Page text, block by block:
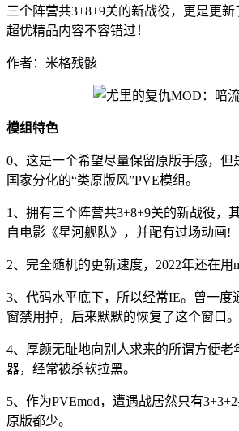
三个阵营共3+8+9关的新战役，更是更新
超优精品内容不容错过！
作者：米格残骸
模组特色
0、这是一个希望尽量保留原版手感，但
国家分化的“类原版风”PVE模组。
1、拥有三个阵营共3+8+9关的新战役，
自电影《星河舰队》，并配有过场动画!
2、完全随机的更新速度，2022年还在用
3、代码水平底下，所以经常IE。曾一度
窗禁用掉，后来默默的恢复了这个窗口。
4、厚颜无耻地向别人求来的所谓方便老
器，经常被杀软拉黑。
5、作为PVEmod，遭遇战居然只有
原版都少。